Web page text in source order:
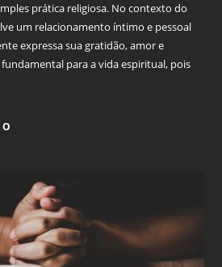
prática religiosa. No contexto do
um relacionamento íntimo e pessoal
expressa sua gratidão, amor e
fundamental para a vida espiritual, pois